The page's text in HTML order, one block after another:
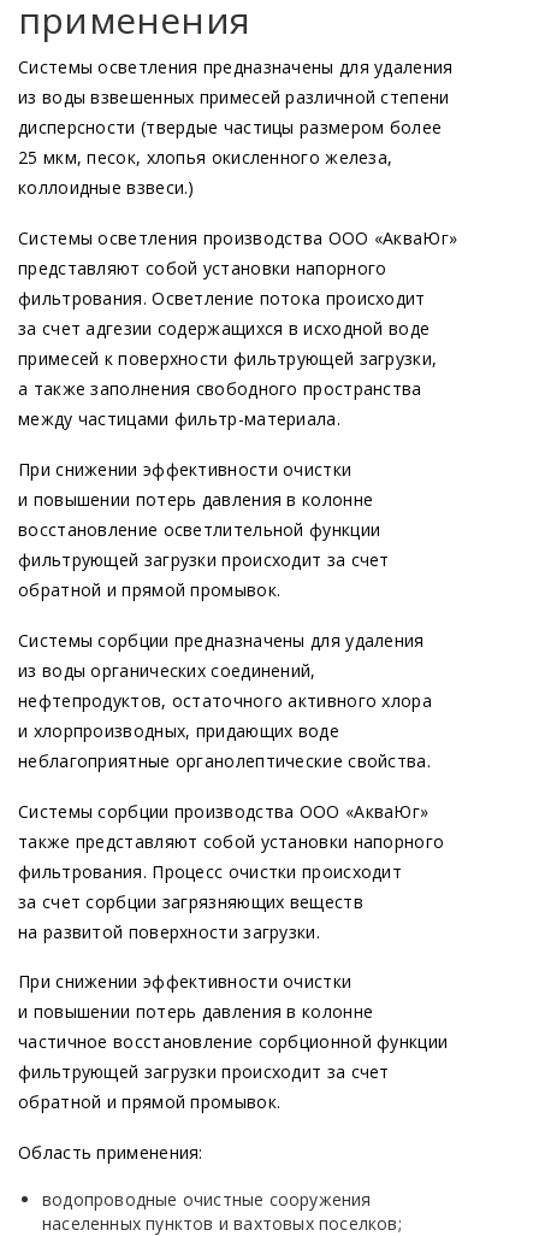
применения
Системы осветления предназначены для удаления
из воды взвешенных примесей различной степени
дисперсности (твердые частицы размером более
25 мкм, песок, хлопья окисленного железа,
коллоидные взвеси.)
Системы осветления производства ООО «АкваЮг»
представляют собой установки напорного
фильтрования. Осветление потока происходит
за счет адгезии содержащихся в исходной воде
примесей к поверхности фильтрующей загрузки,
а также заполнения свободного пространства
между частицами фильтр-материала.
При снижении эффективности очистки
и повышении потерь давления в колонне
восстановление осветлительной функции
фильтрующей загрузки происходит за счет
обратной и прямой промывок.
Системы сорбции предназначены для удаления
из воды органических соединений,
нефтепродуктов, остаточного активного хлора
и хлорпроизводных, придающих воде
неблагоприятные органолептические свойства.
Системы сорбции производства ООО «АкваЮг»
также представляют собой установки напорного
фильтрования. Процесс очистки происходит
за счет сорбции загрязняющих веществ
на развитой поверхности загрузки.
При снижении эффективности очистки
и повышении потерь давления в колонне
частичное восстановление сорбционной функции
фильтрующей загрузки происходит за счет
обратной и прямой промывок.
Область применения:
водопроводные очистные сооружения
населенных пунктов и вахтовых поселков;